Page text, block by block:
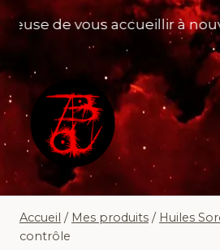
Aller
de vous accueillir à
Accueil / Mes produits / Huiles
contrôle